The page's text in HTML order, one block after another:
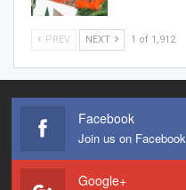
PREV NEXT 1 of 1,912
Facebook
Join us on Facebook
Google+